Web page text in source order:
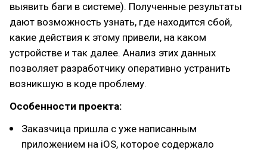
выявить баги в системе). Полученные результаты
дают возможность узнать, где находится сбой,
какие действия к этому привели, на каком
устройстве и так далее. Анализ этих данных
позволяет разработчику оперативно устранить
возникшую в коде проблему.
Особенности проекта:
Заказчица пришла с уже написанным
приложением на iOS, которое содержало